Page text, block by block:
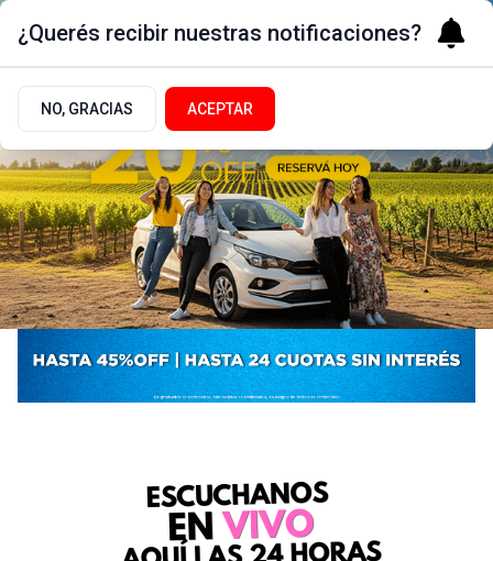
¿Querés recibir nuestras notificaciones?
NO, GRACIAS ACEPTAR